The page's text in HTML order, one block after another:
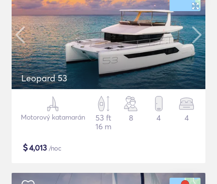
Leopard 53
Motorový katamarán
53 ft
16 m
8 4 4
$4,013 /noc